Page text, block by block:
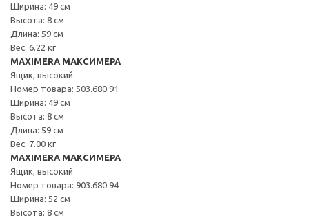
Ширина: 49 см
Высота: 8 см
Длина: 59 см
Вес: 6.22 кг
MAXIMERA МАКСИМЕРА
Ящик, высокий
Номер товара: 503.680.91
Ширина: 49 см
Высота: 8 см
Длина: 59 см
Вес: 7.00 кг
MAXIMERA МАКСИМЕРА
Ящик, высокий
Номер товара: 903.680.94
Ширина: 52 см
Высота: 8 см